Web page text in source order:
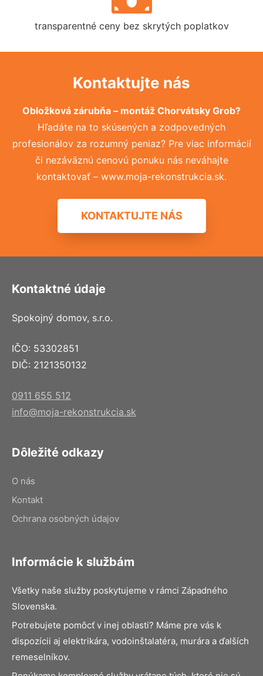
transparentné ceny bez skrytých poplatkov
Kontaktujte nás
Obložková zárubňa – montáž Chorvátsky Grob?
Hľadáte na to skúsených a zodpovedných
profesionálov za rozumný peniaz? Pre viac informácií
či nezáväznú cenovú ponuku nás neváhajte
kontaktovať – www.moja-rekonstrukcia.sk.
KONTAKTUJTE NÁS
Kontaktné údaje
Spokojný domov, s.r.o.
IČO: 53302851
DIČ: 2121350132
0911 655 512
info@moja-rekonstrukcia.sk
Dôležité odkazy
O nás
Kontakt
Ochrana osobných údajov
Informácie k službám
Všetky naše služby poskytujeme v rámci Západného
Slovenska.
Potrebujete pomôcť v inej oblasti? Máme pre vás k
dispozícii aj elektrikára, vodoinštalatéra, murára a ďalších
remeselníkov.